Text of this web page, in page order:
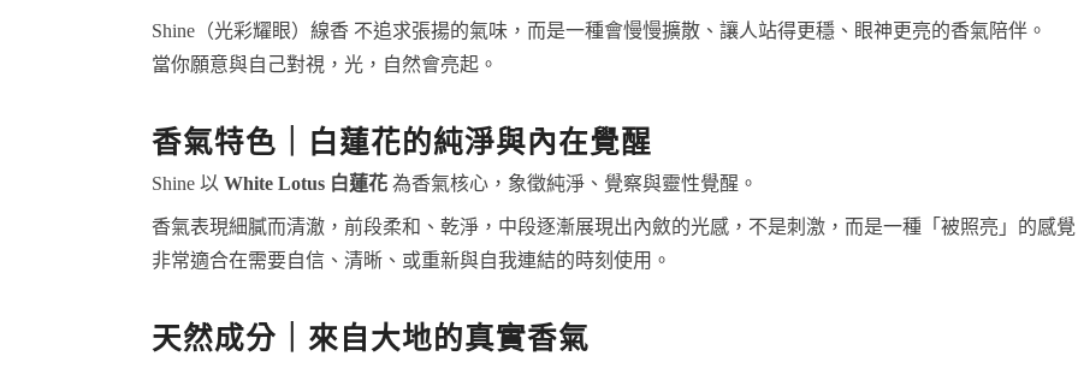
Shine（光彩耀眼）線香 不追求張揚的氣味，而是一種會慢慢擴散、讓人站得更穩、眼神更亮的香氣陪伴。
當你願意與自己對視，光，自然會亮起。
香氣特色｜白蓮花的純淨與內在覺醒
Shine 以 White Lotus 白蓮花 為香氣核心，象徵純淨、覺察與靈性覺醒。
香氣表現細膩而清澈，前段柔和、乾淨，中段逐漸展現出內斂的光感，不是刺激，而是一種「被照亮」的感
非常適合在需要自信、清晰、或重新與自我連結的時刻使用。
天然成分｜來自大地的真實香氣